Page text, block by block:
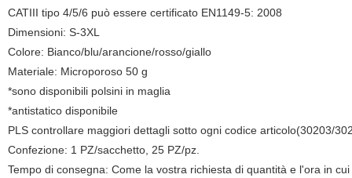
CATIII tipo 4/5/6 può essere certificato EN1149-5: 2008
Dimensioni: S-3XL
Colore: Bianco/blu/arancione/rosso/giallo
Materiale: Microporoso 50 g
*sono disponibili polsini in maglia
*antistatico disponibile
PLS controllare maggiori dettagli sotto ogni codice articolo(30203/
Confezione: 1 PZ/sacchetto, 25 PZ/pz.
Tempo di consegna: Come la vostra richiesta di quantità e l'ora in